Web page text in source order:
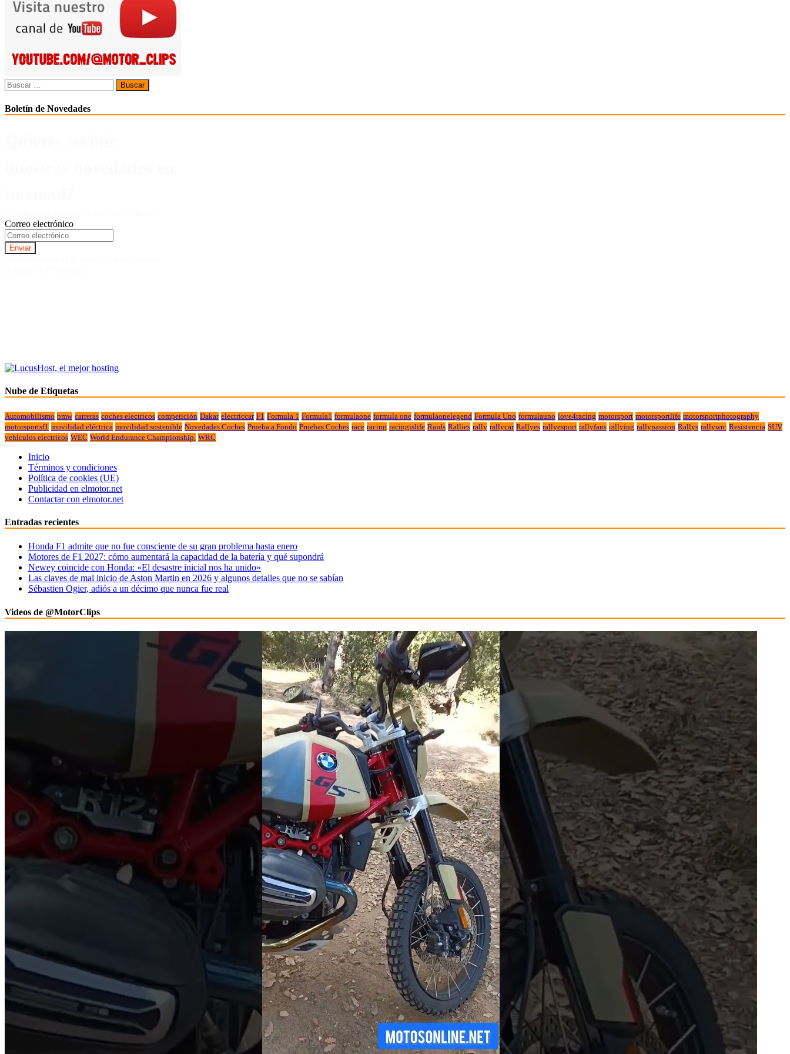
entradas
Buscar:
Boletín de Novedades
Correo electrónico
Nube de Etiquetas
Automobilismo bmw carreras coches electricos competición Dakar electriccar F1 Formula 1 Formula1 formulaone formula one formulaonelegend Formula Uno formulauno love4racing motorsport motorsportlife motorsportphotography
motorsportsf1 movilidad eléctrica movilidad sostenible Novedades Coches Prueba a Fondo Pruebas Coches race racing racingislife Raids Rallies rally rallycar Rallyes rallyesport rallyfans rallying rallypassion Rallys rallywrc Resistencia SUV
vehiculos electricos WEC World Endurance Championship. WRC
Inicio
Términos y condiciones
Política de cookies (UE)
Publicidad en elmotor.net
Contactar con elmotor.net
Entradas recientes
Honda F1 admite que no fue consciente de su gran problema hasta enero
Motores de F1 2027: cómo aumentará la capacidad de la batería y qué supondrá
Newey coincide con Honda: «El desastre inicial nos ha unido»
Las claves de mal inicio de Aston Martin en 2026 y algunos detalles que no se sabían
Sébastien Ogier, adiós a un décimo que nunca fue real
Videos de @MotorClips